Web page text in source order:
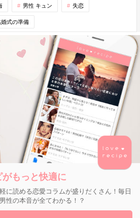
男性 キュン 失恋
婚式の準備
もっと快適に
に読める恋愛コラムが盛りだくさん！毎日
性の本音が全てわかる！？